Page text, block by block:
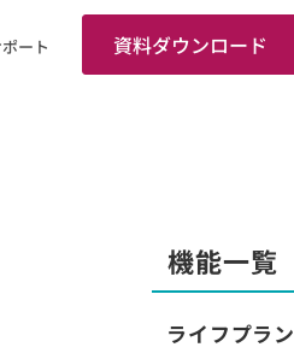
ート 資料ダウンロード
機能一覧
ライフプラン